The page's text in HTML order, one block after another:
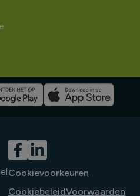
Cookievoorkeuren
CookiebeleidVoorwaarden